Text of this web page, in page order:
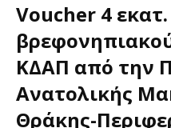
Voucher 4
ΚΔΑΠ από την
Ανατολικής
Θράκης-